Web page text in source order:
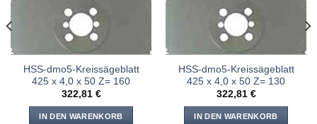
HSS-dmo5-Kreissägeblatt
425 x 4,0 x 50 Z= 160
322,81 €
IN DEN WARENKORB
HSS-dmo5-Kreissägeblatt
425 x 4,0 x 50 Z= 130
322,81 €
IN DEN WARENKORB